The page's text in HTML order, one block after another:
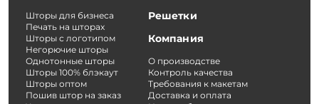
Шторы для бизнеса
Печать на шторах
Шторы с логотипом
Негорючие шторы
Однотонные шторы
Шторы 100% блэкаут
Шторы оптом
Пошив штор на заказ
Решетки
Компания
О производстве
Контроль качества
Требования к макетам
Доставка и оплата